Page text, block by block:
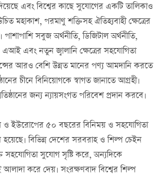
এবং বিশ্বের কাছে সুযোগের একটি তালিকাও
মহাকাশ, পরমাণু শক্তিসহ ঐতিহ্যবাহী ক্ষেত্রের
সবুজ অর্থনীতি, ডিজিটাল অর্থনীতি,
এবং নতুন জ্বালানি ক্ষেত্রের সহযোগিতা
আরও বেশি উন্নত মানের পণ্য আমদানি করতে
চীনে বিনিয়োগকে স্বাগত জানাতে আগ্রহী।
জন্য ন্যায়সংগত পরিবেশ প্রদান করবে।
ও ইউরোপের ৫০ বছরের বিনিময় ও সহযোগিতা
বিভিন্ন দেশের সরবরাহ ও শিল্প চেইন
সহযোগিতা সুযোগ সৃষ্টি করে, অন্যদিকে
আলাদা করে দেয়। সংরক্ষণবাদ বিশ্বের শিল্প